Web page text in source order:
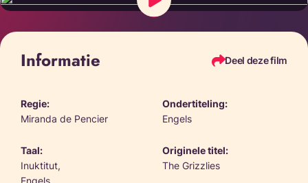
Informatie Deel deze film
Regie:
Miranda de Pencier
Ondertiteling:
Engels
Taal:
Inuktitut,
Engels
Originele titel:
The Grizzlies